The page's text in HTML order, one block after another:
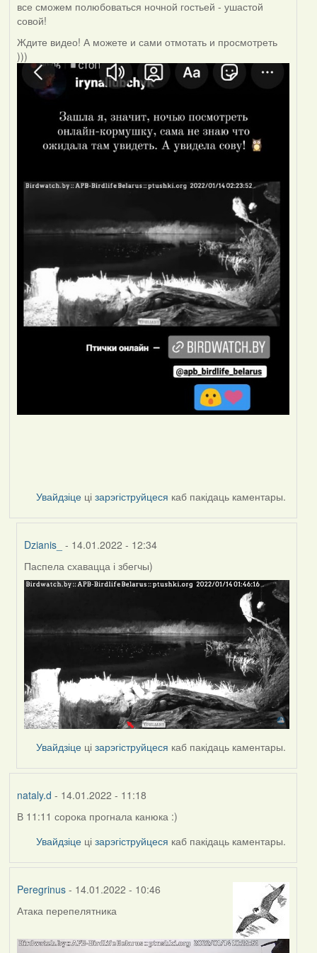
все сможем полюбоваться ночной гостьей - ушастой
совой!
Ждите видео! А можете и сами отмотать и просмотреть
)))
Увайдзіце цізарэгіструйцеся каб пакідаць каментары.
Dzianis_ - 14.01.2022 - 12:34
In
reply
Peregrinus
Паспела схавацца і збегчы)
Увайдзіце цізарэгіструйцеся каб пакідаць каментары.
nataly.d - 14.01.2022 - 11:18
В 11:11 сорока прогнала канюка :)
Увайдзіце цізарэгіструйцеся каб пакідаць каментары.
Peregrinus- 14.01.2022 - 10:46
Атака перепелятника